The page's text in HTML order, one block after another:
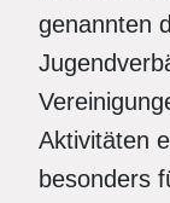
genannten
Aktivitäten
besonders